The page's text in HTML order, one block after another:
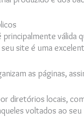
principalmente válida
site é uma
as páginas,
diretórios locais,
voltados ao